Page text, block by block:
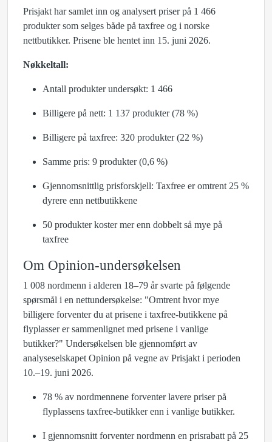
Prisjakt har samlet inn og analysert priser på 1 466
produkter som selges både på taxfree og i norske
nettbutikker. Prisene ble hentet inn 15. juni 2026.
Nøkkeltall:
Antall produkter undersøkt: 1 466
Billigere på nett: 1 137 produkter (78 %)
Billigere på taxfree: 320 produkter (22 %)
Samme pris: 9 produkter (0,6 %)
Gjennomsnittlig prisforskjell: Taxfree er omtrent 25 %
dyrere enn nettbutikkene
50 produkter koster mer enn dobbelt så mye på
taxfree
Om Opinion-undersøkelsen
1 008 nordmenn i alderen 18–79 år svarte på følgende
spørsmål i en nettundersøkelse: "Omtrent hvor mye
billigere forventer du at prisene i taxfree-butikkene på
flyplasser er sammenlignet med prisene i vanlige
butikker?" Undersøkelsen ble gjennomført av
analyseselskapet Opinion på vegne av Prisjakt i perioden
10.–19. juni 2026.
78 % av nordmennene forventer lavere priser på
flyplassens taxfree-butikker enn i vanlige butikker.
I gjennomsnitt forventer nordmenn en prisrabatt på 25